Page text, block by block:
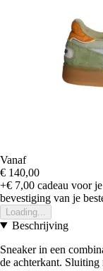
Vanaf
€ 140,00
+€ 7,00 cadeau voor
bevestiging van je
Loading...
Beschrijving
Sneaker in een
de achterkant. Sluiting